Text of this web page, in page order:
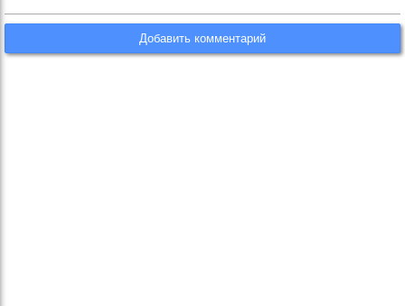
Добавить комментарий